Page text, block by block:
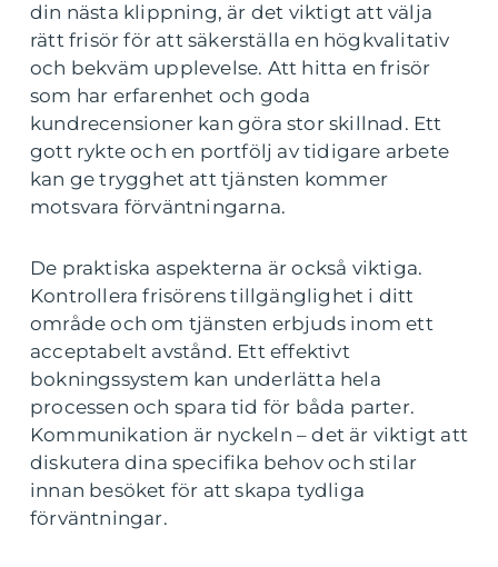
din nästa klippning, är det viktigt att välja
rätt frisör för att säkerställa en högkvalitativ
och bekväm upplevelse. Att hitta en frisör
som har erfarenhet och goda
kundrecensioner kan göra stor skillnad. Ett
gott rykte och en portfölj av tidigare arbete
kan ge trygghet att tjänsten kommer
motsvara förväntningarna.
De praktiska aspekterna är också viktiga.
Kontrollera frisörens tillgänglighet i ditt
område och om tjänsten erbjuds inom ett
acceptabelt avstånd. Ett effektivt
bokningssystem kan underlätta hela
processen och spara tid för båda parter.
Kommunikation är nyckeln – det är viktigt att
diskutera dina specifika behov och stilar
innan besöket för att skapa tydliga
förväntningar.